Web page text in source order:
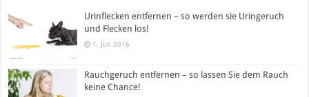
Urinflecken entfernen – so werden sie Uringeruch
und Flecken los!
1. Juli 2016
Rauchgeruch entfernen – so lassen Sie dem Rauch
keine Chance!